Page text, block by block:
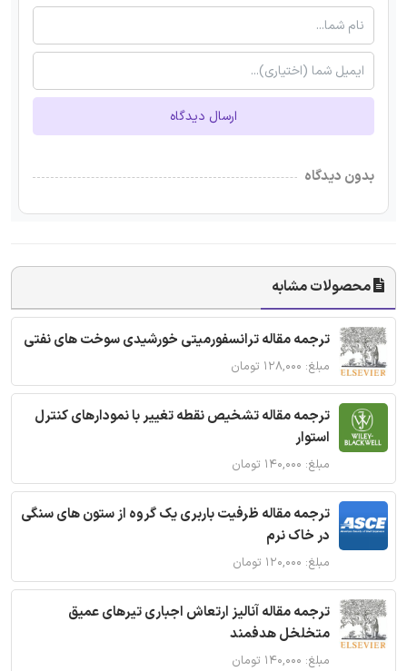
ارسال دیدگاه
بدون دیدگاه
محصولات مشابه
ترجمه مقاله ترانسفورمیتی خورشیدی سوخت های نفتی
مبلغ: ۱۲۸,۰۰۰ تومان
ترجمه مقاله تشخیص نقطه تغییر با نمودارهای کنترل
استوار
مبلغ: ۱۴۰,۰۰۰ تومان
ترجمه مقاله ظرفیت باربری یک گروه از ستون های سنگی
در خاک نرم
مبلغ: ۱۲۰,۰۰۰ تومان
ترجمه مقاله آنالیز ارتعاش اجباری تیرهای عمیق
متخلخل هدفمند
مبلغ: ۱۴۰,۰۰۰ تومان